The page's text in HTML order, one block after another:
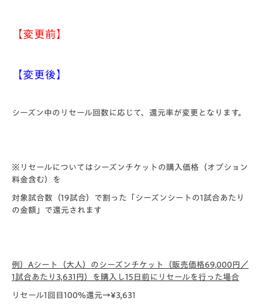
【変更前】
【変更後】
シーズン中のリセール回数に応じて、還元率が変更となります。
※リセールについてはシーズンチケットの購入価格（オプション
料金含む）を
対象試合数（19試合）で割った「シーズンシートの1試合あたり
の金額」で還元されます
例）Aシート（大人）のシーズンチケット（販売価格69,000円／
1試合あたり3,631円）を購入し15日前にリセールを行った場合
リセール1回目100％還元→¥3,631